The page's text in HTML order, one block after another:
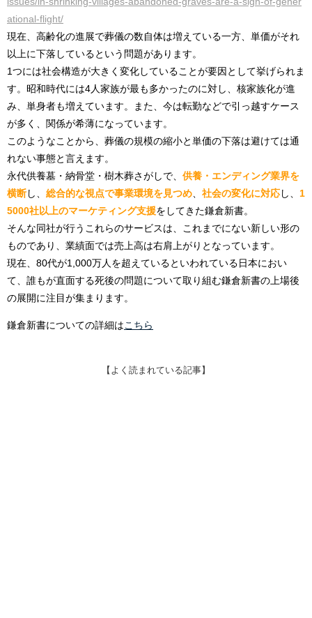
ational-flight/
現在、高齢化の進展で葬儀の数自体は増えている一方、単価がそれ
以上に下落しているという問題があります。
1つには社会構造が大きく変化していることが要因として挙げられま
す。昭和時代には4人家族が最も多かったのに対し、核家族化が進
み、単身者も増えています。また、今は転勤などで引っ越すケース
が多く、関係が希薄になっています。
このようなことから、葬儀の規模の縮小と単価の下落は避けては通
れない事態と言えます。
永代供養墓・納骨堂・樹木葬さがしで、 供養・エンディング業界を
横断 し、 総合的な視点で事業環境を見つめ 社会の変化に対応 し、 1
5000社以上のマーケティング支援をしてきた鎌倉新書。
そんな同社が行うこれらのサービスは、これまでにない新しい形の
ものであり、業績面では売上高は右肩上がりとなっています。
現在、80代が1,000万人を超えているといわれている日本におい
て、誰もが直面する死後の問題について取り組む鎌倉新書の上場後
の展開に注目が集まります。
鎌倉新書についての詳細は こちら
【よく読まれている記事】